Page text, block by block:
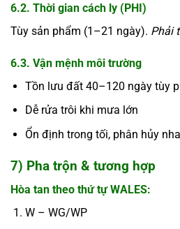
6.2. Thời gian cách ly (PHI)
Tùy sản phẩm (1–21 ngày). Phải
6.3. Vận mệnh môi trường
Tồn lưu đất 40–120 ngày tùy
Dễ rửa trôi khi mưa lớn
Ổn định trong tối, phân hủy
7) Pha trộn & tương hợp
Hòa tan theo thứ tự WALES:
W – WG/WP